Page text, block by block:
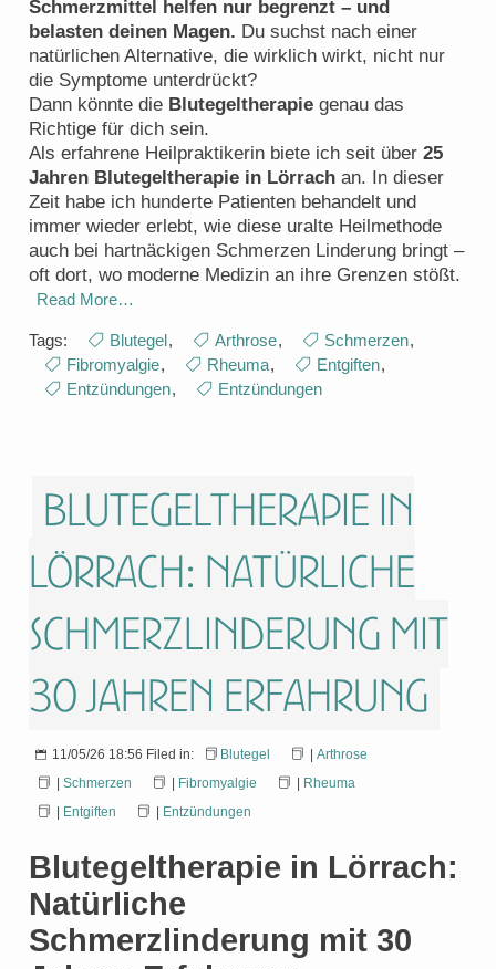
Schmerzmittel helfen nur begrenzt – und
belasten deinen Magen. Du suchst nach einer
natürlichen Alternative, die wirklich wirkt, nicht nur
die Symptome unterdrückt?
Dann könnte die Blutegeltherapie genau das
Richtige für dich sein.
Als erfahrene Heilpraktikerin biete ich seit über 25
Jahren Blutegeltherapie in Lörrach an. In dieser
Zeit habe ich hunderte Patienten behandelt und
immer wieder erlebt, wie diese uralte Heilmethode
auch bei hartnäckigen Schmerzen Linderung bringt –
oft dort, wo moderne Medizin an ihre Grenzen stößt.
Read More…
Tags: Blutegel, Arthrose, Schmerzen,
Fibromyalgie, Rheuma, Entgiften,
Entzündungen, Entzündungen
Blutegeltherapie in
Lörrach: Natürliche
Schmerzlinderung mit
30 Jahren Erfahrung
11/05/26 18:56 Filed in: Blutegel | Arthrose
| Schmerzen | Fibromyalgie | Rheuma
| Entgiften | Entzündungen
Blutegeltherapie in Lörrach:
Natürliche
Schmerzlinderung mit 30